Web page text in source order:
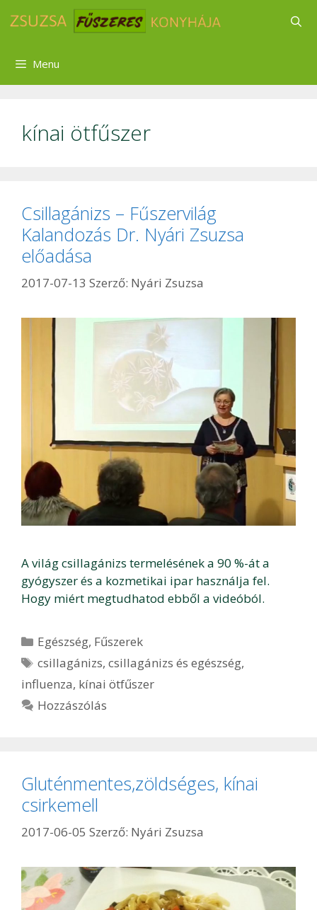
Menu
kínai ötfűszer
Csillagánizs – Fűszervilág
Kalandozás Dr. Nyári Zsuzsa
előadása
2017-07-13 Szerző: Nyári Zsuzsa
A világ csillagánizs termelésének a 90 %-át a
gyógyszer és a kozmetikai ipar használja fel.
Hogy miért megtudhatod ebből a videóból.
Kategória
Egészség, Fűszerek
Címkék
csillagánizs,csillagánizs és egészség,
influenza, kínai ötfűszer
Hozzászólás
Gluténmentes,zöldséges, kínai
csirkemell
2017-06-05 Szerző: Nyári Zsuzsa